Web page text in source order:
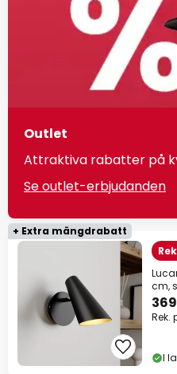
Outlet
Attraktiva rabatter på
Se outlet-erbjudanden
+ Extra mängdrabatt
cm,
Rek.
I